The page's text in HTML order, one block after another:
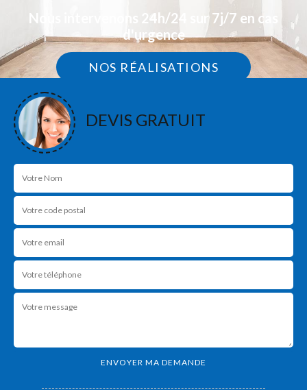
Nous intervenons 24h/24 sur 7j/7 en cas
d'urgence
NOS RÉALISATIONS
DEVIS GRATUIT